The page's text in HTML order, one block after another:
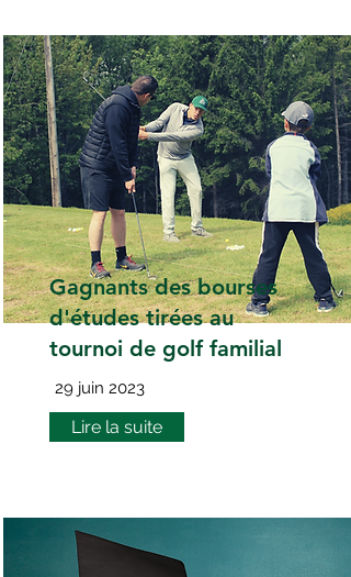
Gagnants des bourses
d'études tirées au
tournoi de golf familial
29 juin 2023
Lire la suite